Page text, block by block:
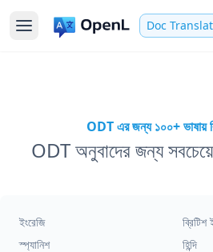
Doc
ODT এর জন্য ১০০+ ভাষায়
ODT অনুবাদের জন্য
ইংরেজি
ব্রিটিশ
স্প্যানিশ
হিন্দি